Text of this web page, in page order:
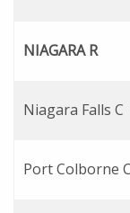
NIAGARA R
Niagara Falls C
Port Colborne C